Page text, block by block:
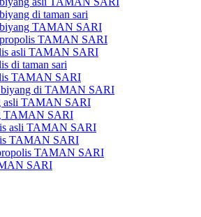
di taman sari
biyang TAMAN SARI
propolis TAMAN SARI
asli TAMAN SARI
di taman sari
TAMAN SARI
biyang di TAMAN SARI
asli TAMAN SARI
TAMAN SARI
asli TAMAN SARI
TAMAN SARI
TAMAN SARI
SARI